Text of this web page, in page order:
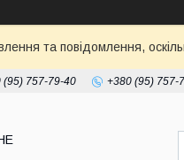
та повідомлення,
(95) 757-79-40 +380 (95) 757-